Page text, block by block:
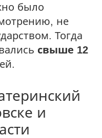
было
не
Тогда
свыше 12
и